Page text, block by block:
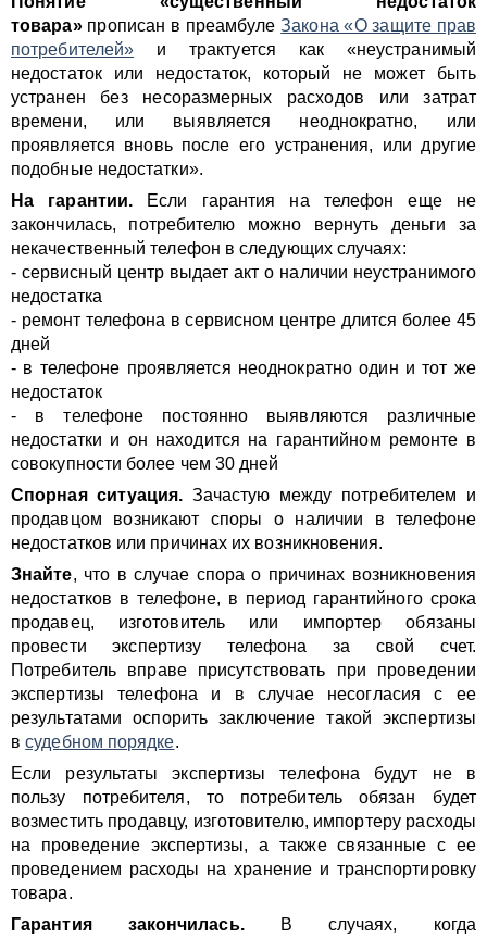
товара»прописан в преамбулеЗакона «О защите прав
потребителей» и трактуется как «неустранимый
недостаток или недостаток, который не может быть
устранен без несоразмерных расходов или затрат
времени, или выявляется неоднократно, или
проявляется вновь после его устранения, или другие
подобные недостатки».
На гарантии. Если гарантия на телефон еще не
закончилась, потребителю можно вернуть деньги за
некачественный телефон в следующих случаях:
- сервисный центр выдает акт о наличии неустранимого
недостатка
- ремонт телефона в сервисном центре длится более 45
дней
- в телефоне проявляется неоднократно один и тот же
недостаток
- в телефоне постоянно выявляются различные
недостатки и он находится на гарантийном ремонте в
совокупности более чем 30 дней
Спорная ситуация. Зачастую между потребителем и
продавцом возникают споры о наличии в телефоне
недостатков или причинах их возникновения.
Знайте, что в случае спора о причинах возникновения
недостатков в телефоне, в период гарантийного срока
продавец, изготовитель или импортер обязаны
провести экспертизу телефона за свой счет.
Потребитель вправе присутствовать при проведении
экспертизы телефона и в случае несогласия с ее
результатами оспорить заключение такой экспертизы
всудебном порядке.
Если результаты экспертизы телефона будут не в
пользу потребителя, то потребитель обязан будет
возместить продавцу, изготовителю, импортеру расходы
на проведение экспертизы, а также связанные с ее
проведением расходы на хранение и транспортировку
товара.
Гарантия закончилась.В случаях, когда